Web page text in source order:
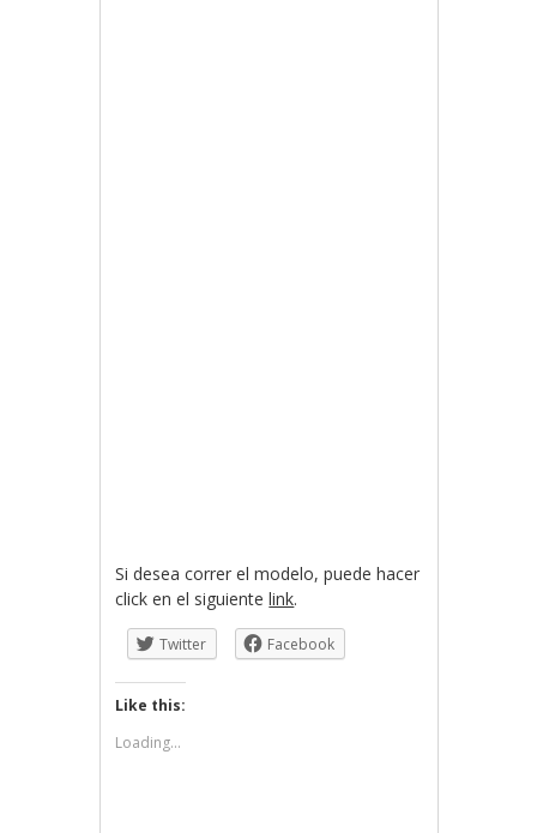
Si desea correr el modelo, puede hacer
click en el siguientelink.
Twitter Facebook
Like this:
Loading...